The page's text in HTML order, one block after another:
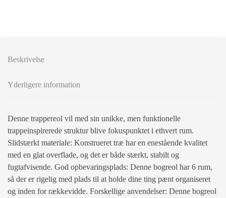
Beskrivelse
Yderligere information
Denne trappereol vil med sin unikke, men funktionelle
trappeinspirerede struktur blive fokuspunktet i ethvert rum.
Slidstærkt materiale: Konstrueret træ har en enestående kvalitet
med en glat overflade, og det er både stærkt, stabilt og
fugtafvisende. God opbevaringsplads: Denne bogreol har 6 rum,
så der er rigelig med plads til at holde dine ting pænt organiseret
og inden for rækkevidde. Forskellige anvendelser: Denne bogreol